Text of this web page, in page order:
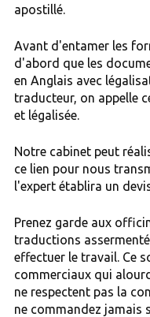
apostillé.
Avant d'entamer les
d'abord que les
en Anglais avec
traducteur, on appelle
et légalisée.
Notre cabinet peut
ce lien pour nous
l'expert établira un
Prenez garde aux
traductions
effectuer le travail. Ce
commerciaux qui
ne respectent pas la
ne commandez jamais